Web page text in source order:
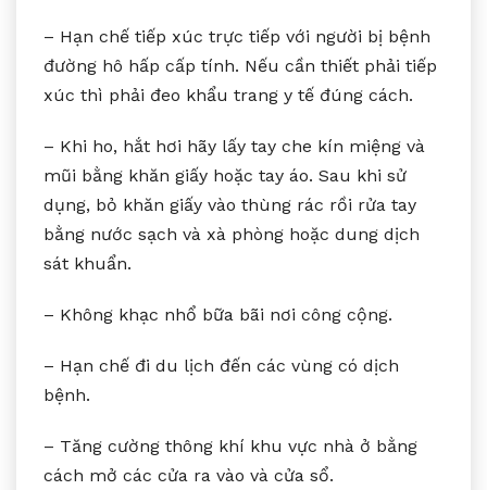
– Hạn chế tiếp xúc trực tiếp với người bị bệnh
đường hô hấp cấp tính. Nếu cần thiết phải tiếp
xúc thì phải đeo khẩu trang y tế đúng cách.
– Khi ho, hắt hơi hãy lấy tay che kín miệng và
mũi bằng khăn giấy hoặc tay áo. Sau khi sử
dụng, bỏ khăn giấy vào thùng rác rồi rửa tay
bằng nước sạch và xà phòng hoặc dung dịch
sát khuẩn.
– Không khạc nhổ bữa bãi nơi công cộng.
– Hạn chế đi du lịch đến các vùng có dịch
bệnh.
– Tăng cường thông khí khu vực nhà ở bằng
cách mở các cửa ra vào và cửa sổ.